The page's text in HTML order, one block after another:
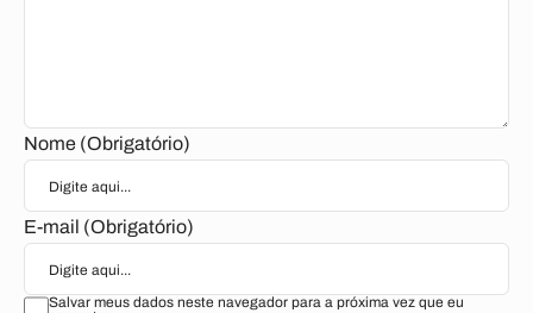
Nome (Obrigatório)
E-mail (Obrigatório)
Salvar meus dados neste navegador para a próxima vez que eu